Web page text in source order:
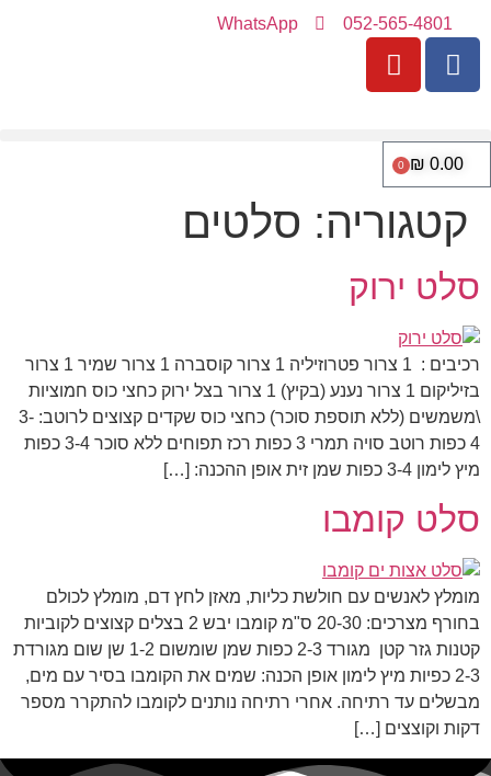
052-565-4801
WhatsApp
₪ 0.00
0
קטגוריה: סלטים
סלט ירוק
רכיבים : 1 צרור פטרוזיליה 1 צרור קוסברה 1 צרור שמיר 1 צרור
בזיליקום 1 צרור נענע (בקיץ) 1 צרור בצל ירוק כחצי כוס חמוציות
\משמשים (ללא תוספת סוכר) כחצי כוס שקדים קצוצים לרוטב: 3-
4 כפות רוטב סויה תמרי 3 כפות רכז תפוחים ללא סוכר 3-4 כפות
מיץ לימון 3-4 כפות שמן זית אופן ההכנה: […]
סלט קומבו
מומלץ לאנשים עם חולשת כליות, מאזן לחץ דם, מומלץ לכולם
בחורף מצרכים: 20-30 ס"מ קומבו יבש 2 בצלים קצוצים לקוביות
קטנות גזר קטן מגורד 2-3 כפות שמן שומשום 1-2 שן שום מגורדת
2-3 כפיות מיץ לימון אופן הכנה: שמים את הקומבו בסיר עם מים,
מבשלים עד רתיחה. אחרי רתיחה נותנים לקומבו להתקרר מספר
דקות וקוצצים […]